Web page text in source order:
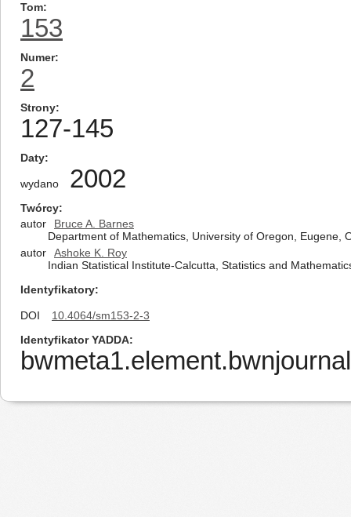
Tom
153
Numer
2
Strony
127-145
Daty
wydano 2002
Twórcy
autor
Bruce A. Barnes
Department of Mathematics, University of Oregon, Eugene,
autor
Ashoke K. Roy
Indian Statistical Institute-Calcutta, Statistics and
Identyfikatory
DOI
10.4064/sm153-2-3
Identyfikator YADDA